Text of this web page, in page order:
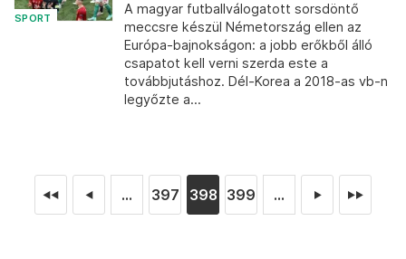
SPORT
A magyar futballválogatott sorsdöntő
meccsre készül Németország ellen az
Európa-bajnokságon: a jobb erőkből álló
csapatot kell verni szerda este a
továbbjutáshoz. Dél-Korea a 2018-as vb-n
legyőzte a...
◄◄ ◄ ... 397 398 399 ... ► ►►